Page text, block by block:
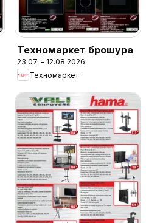
Техномаркет брошура
23.07. - 12.08.2026
Техномаркет